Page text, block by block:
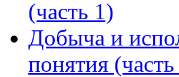
(часть 1)
Добыча и
понятия